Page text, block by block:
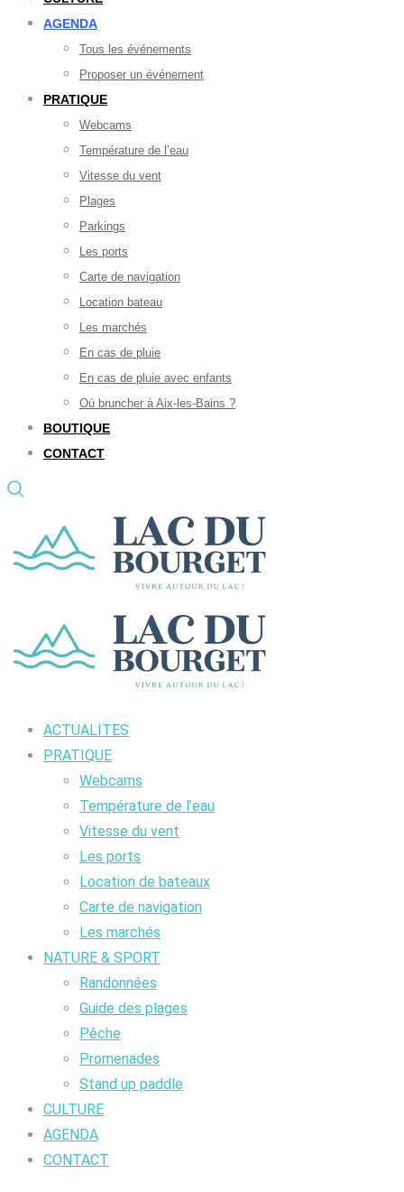
AGENDA
Tous les événements
Proposer un événement
PRATIQUE
Webcams
Température de l’eau
Vitesse du vent
Plages
Parkings
Les ports
Carte de navigation
Location bateau
Les marchés
En cas de pluie
En cas de pluie avec enfants
Où bruncher à Aix-les-Bains ?
BOUTIQUE
CONTACT
ACTUALITES
PRATIQUE
Webcams
Température de l’eau
Vitesse du vent
Les ports
Location de bateaux
Carte de navigation
Les marchés
NATURE & SPORT
Randonnées
Guide des plages
Pêche
Promenades
Stand up paddle
CULTURE
AGENDA
CONTACT